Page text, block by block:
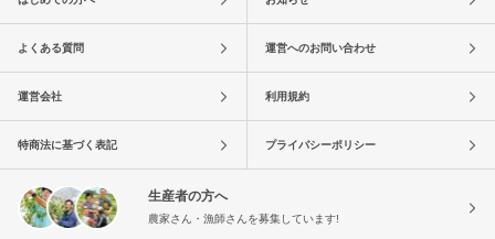
よくある質問 運営へのお問い合わせ
運営会社 利用規約
特商法に基づく表記 プライバシーポリシー
生産者の方へ
農家さん・漁師さんを募集しています!